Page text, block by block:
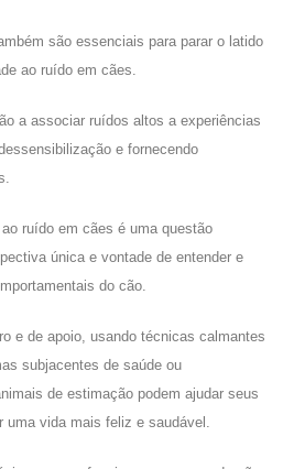
são essenciais para parar o latido
ao ruído em cães.
a associar ruídos altos a experiências
e fornecendo
ruído em cães é uma questão
única e vontade de entender e
do cão.
e de apoio, usando técnicas calmantes
subjacentes de saúde ou
de estimação podem ajudar seus
vida mais feliz e saudável.